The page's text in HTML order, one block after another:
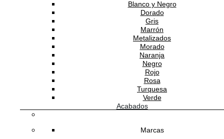
Blanco y Negro
Dorado
Gris
Marrón
Metalizados
Morado
Naranja
Negro
Rojo
Rosa
Turquesa
Verde
Acabados
Marcas